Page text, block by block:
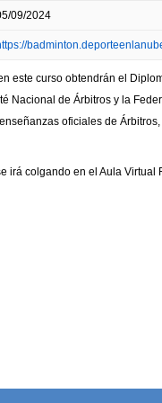
09/2024
este curso obtendrán el
Nacional de Árbitros y la
oficiales de
irá colgando en el Aula